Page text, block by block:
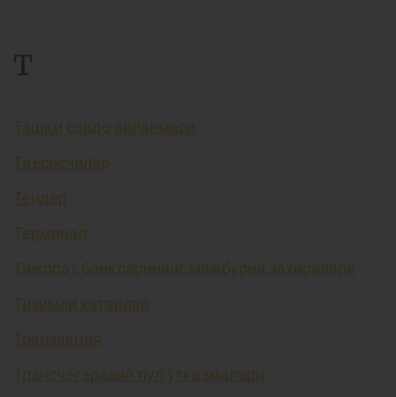
Т
Ташқи савдо айланмаси
Таъсисчилар
Тендер
Терминал
Тижорат банкларининг мажбурий заҳиралари
Тизимли хатарлар
Транзакция
Трансчегаравий пул ўтказмалари